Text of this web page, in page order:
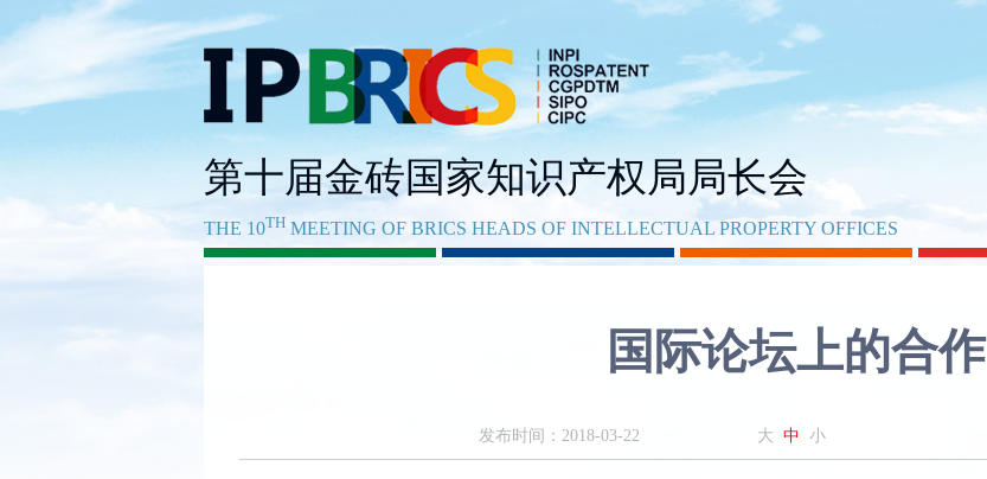
第十届金砖国家知识产权局局长会
THE 10TH MEETING OF BRICS HEADS OF INTELLECTUAL PROPERTY OFFICES
国际论坛上的合作
发布时间：2018-03-22 大 中 小